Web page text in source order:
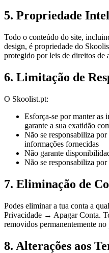
5. Propriedade
Todo o conteúdo do site,
design, é propriedade do
protegido por leis de direitos de
6. Limitação de
O Skoolist.pt:
Esforça-se por manter as
garante a sua exatidão
Não se responsabiliza por
informações fornecidas
Não garante
Não se responsabiliza
7. Eliminação de
Podes eliminar a tua conta a
Privacidade → Apagar Conta.
removidos permanentemente no
8. Alterações aos